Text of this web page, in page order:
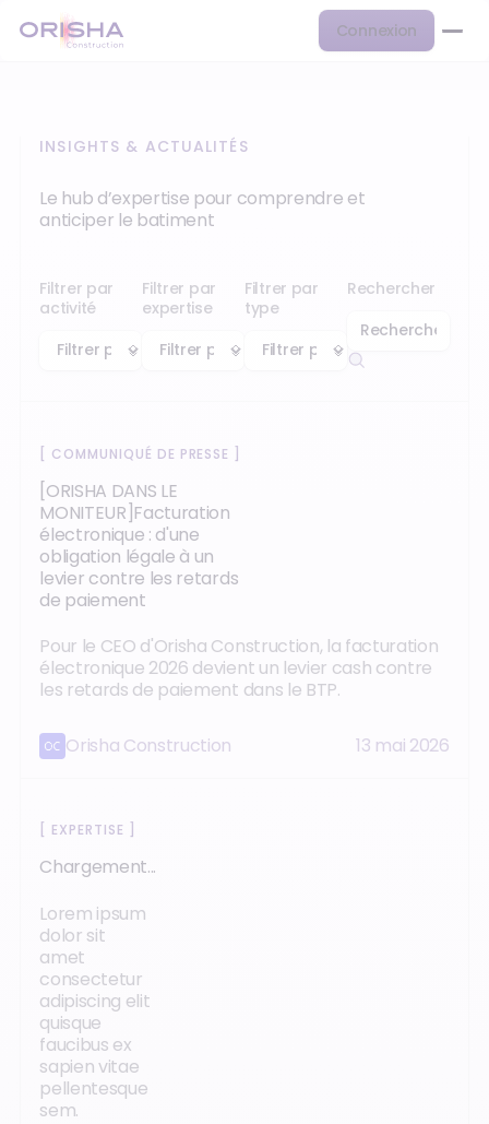
Connexion
INSIGHTS & ACTUALITÉS
Le hub d’expertise pour comprendre et
anticiper le batiment
Filtrer par
activité
Filtrer par
expertise
Filtrer par
type
Rechercher
COMMUNIQUÉ DE PRESSE
[ORISHA DANS LE
MONITEUR]Facturation
électronique : d'une
obligation légale à un
levier contre les retards
de paiement
Pour le CEO d'Orisha Construction, la facturation
électronique 2026 devient un levier cash contre
les retards de paiement dans le BTP.
Orisha Construction 13 mai 2026
EXPERTISE
Chargement...
Lorem ipsum
dolor sit
amet
consectetur
adipiscing elit
quisque
faucibus ex
sapien vitae
pellentesque
sem.